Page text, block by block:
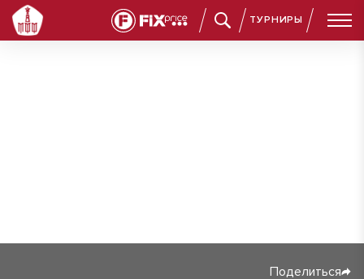
ТУРНИРЫ
Поделиться